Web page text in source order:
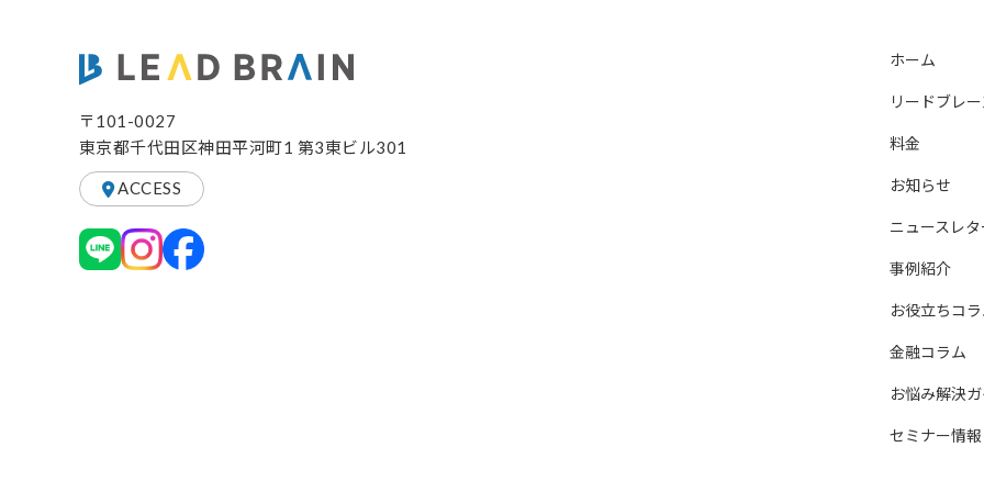
〒101-0027
東京都千代田区神田平河町1 第3東ビル301
ACCESS
ホーム
リードブレ
料金
お知らせ
ニュースレ
事例紹介
お役立ちコ
金融コラム
お悩み解決
セミナー情報